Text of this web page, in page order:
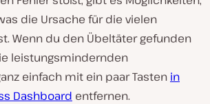
die Ursache für die vielen
Wenn du den Übeltäter gefunden
leistungsmindernden
einfach mit ein paar Tasten in
Dashboard entfernen.